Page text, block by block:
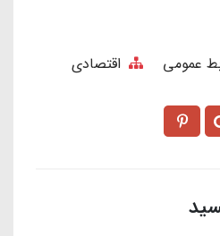
عمومی اقتصادی